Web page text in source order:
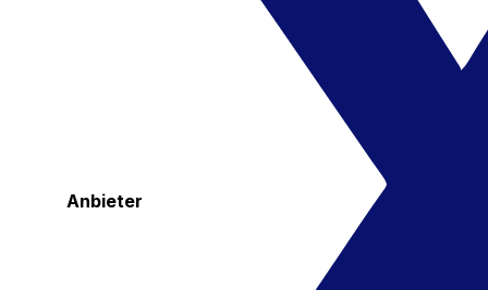
Anbieter